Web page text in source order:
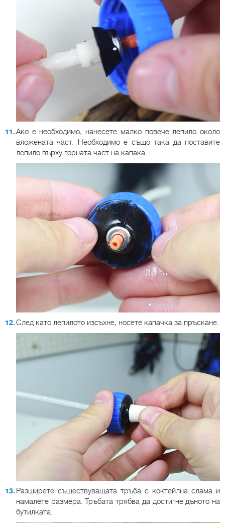
Ако е необходимо, нанесете малко повече лепило около
вложената част. Необходимо е също така да поставите
лепило върху горната част на капака.
След като лепилото изсъхне, носете капачка за пръскане.
Разширете съществуващата тръба с коктейлна слама и
намалете размера. Тръбата трябва да достигне дъното на
бутилката.